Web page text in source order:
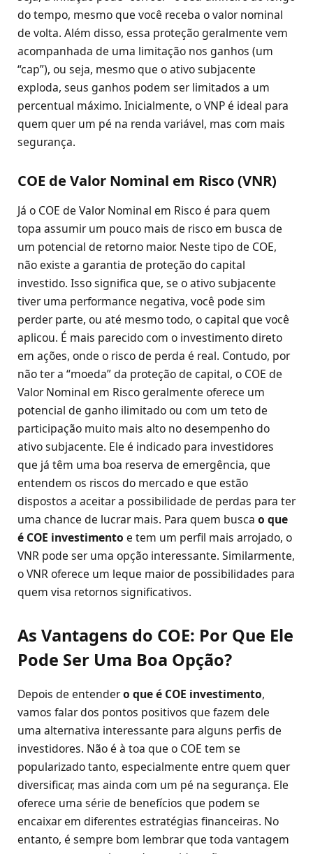
do tempo, mesmo que você receba o valor nominal
de volta. Além disso, essa proteção geralmente vem
acompanhada de uma limitação nos ganhos (um
“cap”), ou seja, mesmo que o ativo subjacente
exploda, seus ganhos podem ser limitados a um
percentual máximo. Inicialmente, o VNP é ideal para
quem quer um pé na renda variável, mas com mais
segurança.
COE de Valor Nominal em Risco (VNR)
Já o COE de Valor Nominal em Risco é para quem
topa assumir um pouco mais de risco em busca de
um potencial de retorno maior. Neste tipo de COE,
não existe a garantia de proteção do capital
investido. Isso significa que, se o ativo subjacente
tiver uma performance negativa, você pode sim
perder parte, ou até mesmo todo, o capital que você
aplicou. É mais parecido com o investimento direto
em ações, onde o risco de perda é real. Contudo, por
não ter a “moeda” da proteção de capital, o COE de
Valor Nominal em Risco geralmente oferece um
potencial de ganho ilimitado ou com um teto de
participação muito mais alto no desempenho do
ativo subjacente. Ele é indicado para investidores
que já têm uma boa reserva de emergência, que
entendem os riscos do mercado e que estão
dispostos a aceitar a possibilidade de perdas para ter
uma chance de lucrar mais. Para quem busca o que
é COE investimento e tem um perfil mais arrojado, o
VNR pode ser uma opção interessante. Similarmente,
o VNR oferece um leque maior de possibilidades para
quem visa retornos significativos.
As Vantagens do COE: Por Que Ele
Pode Ser Uma Boa Opção?
Depois de entendero que é COE investimento,
vamos falar dos pontos positivos que fazem dele
uma alternativa interessante para alguns perfis de
investidores. Não é à toa que o COE tem se
popularizado tanto, especialmente entre quem quer
diversificar, mas ainda com um pé na segurança. Ele
oferece uma série de benefícios que podem se
encaixar em diferentes estratégias financeiras. No
entanto, é sempre bom lembrar que toda vantagem